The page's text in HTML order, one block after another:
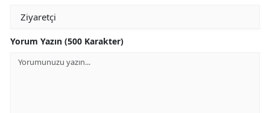
Yorum Yazın (500 Karakter)